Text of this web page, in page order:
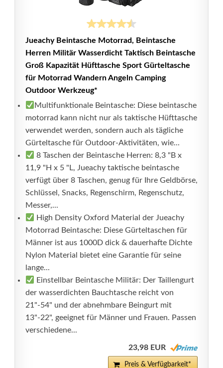
Jueachy Beintasche Motorrad, Beintasche
Herren Militär Wasserdicht Taktisch Beintasche
Groß Kapazität Hüfttasche Sport Gürteltasche
für Motorrad Wandern Angeln Camping
Outdoor Werkzeug*
Multifunktionale Beintasche: Diese beintasche
motorrad kann nicht nur als taktische Hüfttasche
verwendet werden, sondern auch als tägliche
Gürteltasche für Outdoor-Aktivitäten, wie...
8 Taschen der Beintasche Herren: 8,3 "B x
11,9 "H x 5 "L, Jueachy taktische beintasche
verfügt über 8 Taschen, genug für Ihre Geldbörse,
Schlüssel, Snacks, Regenschirm, Regenschutz,
Messer,...
High Density Oxford Material der Jueachy
Motorrad Beintasche: Diese Gürteltaschen für
Männer ist aus 1000D dick & dauerhafte Dichte
Nylon Material bietet eine Garantie für seine
lange...
Einstellbar Beintasche Militär: Der Taillengurt
der wasserdichten Bauchtasche reicht von
21"-54" und der abnehmbare Beingurt mit
13"-22", geeignet für Männer und Frauen. Passen
verschiedene...
23,98 EUR
Preis & Verfügbarkeit*